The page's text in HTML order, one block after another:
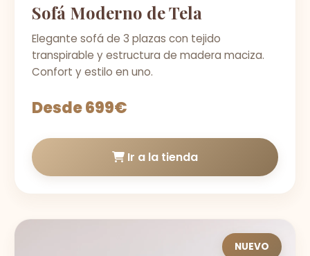
Sofá Moderno de Tela
Elegante sofá de 3 plazas con tejido
transpirable y estructura de madera maciza.
Confort y estilo en uno.
Desde 699€
Ir a la tienda
NUEVO